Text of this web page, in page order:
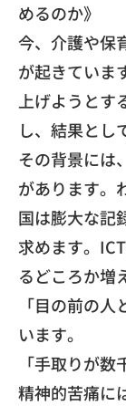
めるのか》
今、介護や保
が起きていま
上げようとす
し、 結果とし
その背景には
があります。
国は膨大な記
求めます。
るどころか増
「目の前の人
います。
「手取りが数
精神的苦痛に